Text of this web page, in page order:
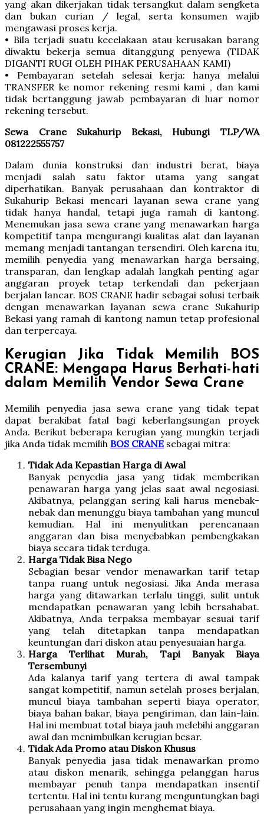
yang akan dikerjakan tidak tersangkut dalam sengketa
dan bukan curian / legal, serta konsumen wajib
mengawasi proses kerja.
• Bila terjadi suatu kecelakaan atau kerusakan barang
diwaktu bekerja semua ditanggung penyewa (TIDAK
DIGANTI RUGI OLEH PIHAK PERUSAHAAN KAMI)
• Pembayaran setelah selesai kerja: hanya melalui
TRANSFER ke nomor rekening resmi kami , dan kami
tidak bertanggung jawab pembayaran di luar nomor
rekening tersebut.
Sewa Crane Sukahurip Bekasi, Hubungi TLP/WA
081222555757
Dalam dunia konstruksi dan industri berat, biaya
menjadi salah satu faktor utama yang sangat
diperhatikan. Banyak perusahaan dan kontraktor di
Sukahurip Bekasi mencari layanan sewa crane yang
tidak hanya handal, tetapi juga ramah di kantong.
Menemukan jasa sewa crane yang menawarkan harga
kompetitif tanpa mengurangi kualitas alat dan layanan
memang menjadi tantangan tersendiri. Oleh karena itu,
memilih penyedia yang menawarkan harga bersaing,
transparan, dan lengkap adalah langkah penting agar
anggaran proyek tetap terkendali dan pekerjaan
berjalan lancar. BOS CRANE hadir sebagai solusi terbaik
dengan menawarkan layanan sewa crane Sukahurip
Bekasi yang ramah di kantong namun tetap profesional
dan terpercaya.
Kerugian Jika Tidak Memilih BOS
CRANE: Mengapa Harus Berhati-hati
dalam Memilih Vendor Sewa Crane
Memilih penyedia jasa sewa crane yang tidak tepat
dapat berakibat fatal bagi keberlangsungan proyek
Anda. Berikut beberapa kerugian yang mungkin terjadi
jika Anda tidak memilih BOS CRANE sebagai mitra:
Tidak Ada Kepastian Harga di Awal
Banyak penyedia jasa yang tidak memberikan
penawaran harga yang jelas saat awal negosiasi.
Akibatnya, pelanggan sering kali harus menebak-
nebak dan menunggu biaya tambahan yang muncul
kemudian. Hal ini menyulitkan perencanaan
anggaran dan bisa menyebabkan pembengkakan
biaya secara tidak terduga.
Harga Tidak Bisa Nego
Sebagian besar vendor menawarkan tarif tetap
tanpa ruang untuk negosiasi. Jika Anda merasa
harga yang ditawarkan terlalu tinggi, sulit untuk
mendapatkan penawaran yang lebih bersahabat.
Akibatnya, Anda terpaksa membayar sesuai tarif
yang telah ditetapkan tanpa mendapatkan
keuntungan dari diskon atau penyesuaian harga.
Harga Terlihat Murah, Tapi Banyak Biaya
Tersembunyi
Ada kalanya tarif yang tertera di awal tampak
sangat kompetitif, namun setelah proses berjalan,
muncul biaya tambahan seperti biaya operator,
biaya bahan bakar, biaya pengiriman, dan lain-lain.
Hal ini membuat total biaya jauh melebihi anggaran
awal dan menimbulkan kerugian besar.
Tidak Ada Promo atau Diskon Khusus
Banyak penyedia jasa tidak menawarkan promo
atau diskon menarik, sehingga pelanggan harus
membayar penuh tanpa mendapatkan insentif
tertentu. Hal ini tentu kurang menguntungkan bagi
perusahaan yang ingin menghemat biaya.